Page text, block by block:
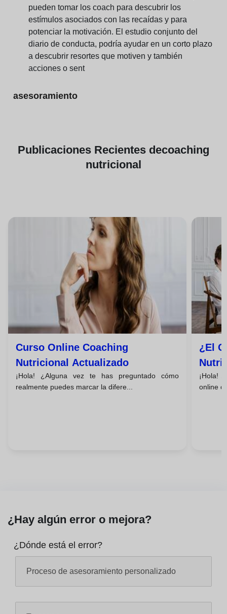
pueden tomar los coach para descubrir los
estímulos asociados con las recaídas y para
potenciar la motivación. El estudio conjunto del
diario de conducta, podría ayudar en un corto plazo
a descubrir resortes que motiven y también
acciones o sent
asesoramiento
Publicaciones Recientes decoaching
nutricional
Curso Online Coaching
Nutricional Actualizado
¡Hola! ¿Alguna vez te has preguntado cómo
realmente puedes marcar la difere...
¿el
¡Hola!
online
¿Hay algún error o mejora?
¿Dónde está el error?